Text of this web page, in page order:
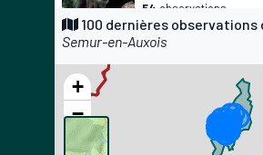
54 observations
Dernière observation
Capreolus capreolus
observations
Dernière observation en
100 dernières observations
Semur-en-Auxois
+
−